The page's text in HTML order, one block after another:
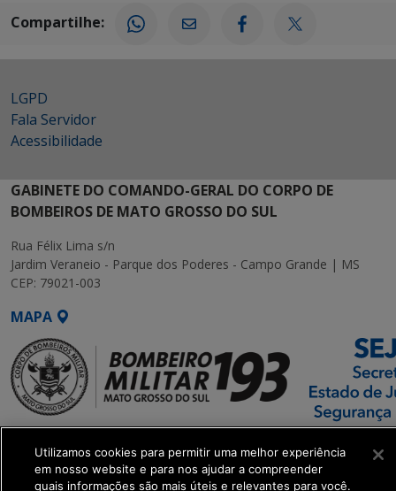
Compartilhe:
LGPD
Fala Servidor
Acessibilidade
GABINETE DO COMANDO-GERAL DO CORPO DE
BOMBEIROS DE MATO GROSSO DO SUL
Rua Félix Lima s/n
Jardim Veraneio - Parque dos Poderes - Campo Grande | MS
CEP: 79021-003
MAPA
SETDIG | Secretaria-
Executiva de
Transformação Digital
Utilizamos cookies para permitir uma melhor experiência
em nosso website e para nos ajudar a compreender
quais informações são mais úteis e relevantes para você.